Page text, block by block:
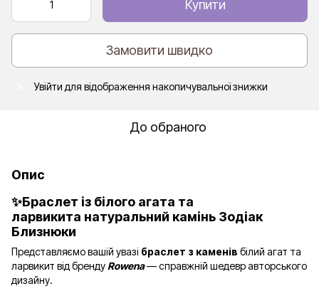
Купити
Замовити швидко
Увійти для відображення накопичувальної знижки
До обраного
Опис
✨Браслет із білого агата та
ларвикита натуральний камінь Зодіак
Близнюки
Представляємо вашій увазі браслет з каменів білий агат та
ларвикит від бренду Rowena— справжній шедевр авторського
дизайну.